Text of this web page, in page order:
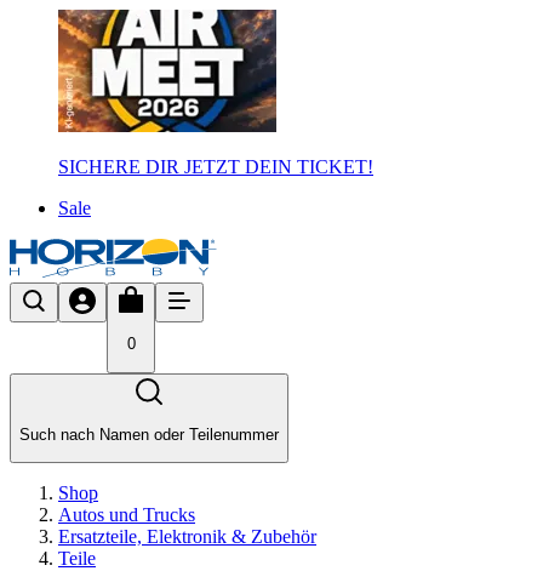
SICHERE DIR JETZT DEIN TICKET!
Sale
0
Such nach Namen oder Teilenummer
Shop
Autos und Trucks
Ersatzteile, Elektronik & Zubehör
Teile